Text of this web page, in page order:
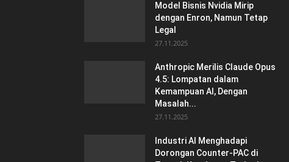
Model Bisnis Nvidia Mirip
dengan Enron, Namun Tetap
Legal
27.11.2025
Anthropic Merilis Claude Opus
4.5: Lompatan dalam
Kemampuan AI, Dengan
Masalah...
27.11.2025
Industri AI Menghadapi
Dorongan Counter-PAC di